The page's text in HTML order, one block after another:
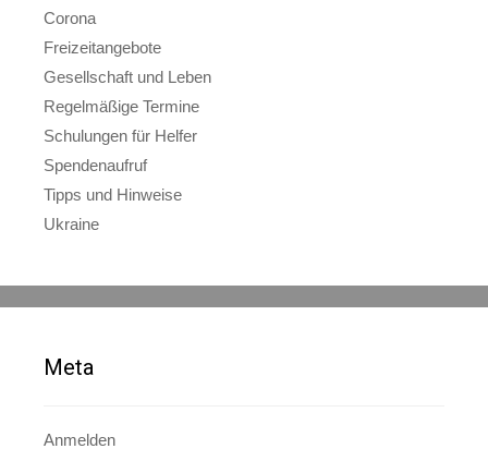
Corona
Freizeitangebote
Gesellschaft und Leben
Regelmäßige Termine
Schulungen für Helfer
Spendenaufruf
Tipps und Hinweise
Ukraine
Meta
Anmelden